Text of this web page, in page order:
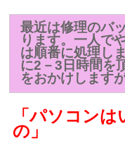
最近は修理のバ
ります。一人で
は順番に処理し
に2－3日時間を
をおかけします
「パソコン
の」